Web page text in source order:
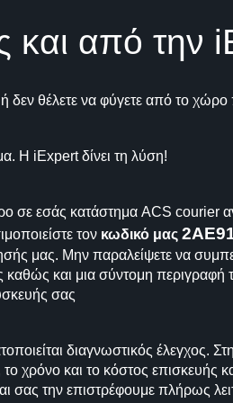
και από
δεν θέλετε να φύγετε από το χώρο
Η iExpert δίνει τη λύση!
σε εσάς κατάστημα ACS courier
τον κωδικό μας
μας. Μην παραλείψετε να
καθώς και μια σύντομη περιγραφή
σας
διαγνωστικός έλεγχος.
χρόνο και το κόστος επισκευής
την επιστρέφουμε πλήρως